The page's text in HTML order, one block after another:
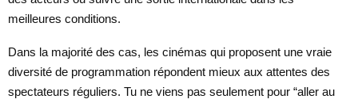
meilleures conditions.
Dans la majorité des cas, les cinémas qui proposent une vraie
diversité de programmation répondent mieux aux attentes des
spectateurs réguliers. Tu ne viens pas seulement pour “aller au